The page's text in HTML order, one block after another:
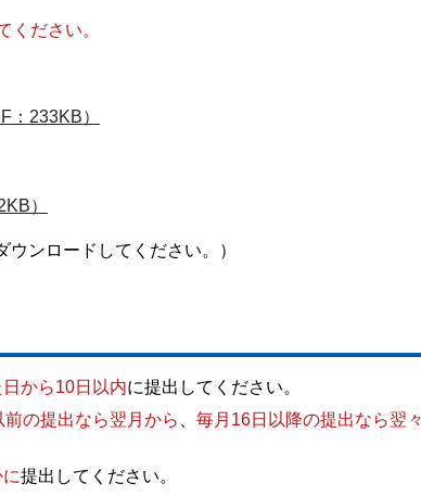
ください。
：233KB）
）
ウンロードしてください。）
から10日以内に提出してください。
の提出なら翌月から 、毎月16日以降の提出なら翌
に提出してください。